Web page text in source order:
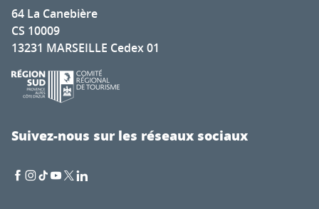
64 La Canebière
CS 10009
13231 MARSEILLE Cedex 01
Suivez-nous sur les réseaux sociaux